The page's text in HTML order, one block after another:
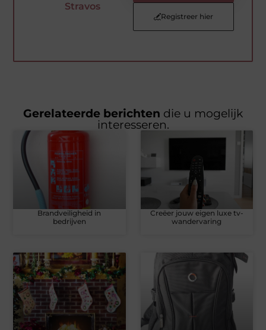
Stravos
Registreer hier
Gerelateerde berichten die u mogelijk
interesseren.
Brandveiligheid in
bedrijven
Creëer jouw eigen luxe tv-
wandervaring